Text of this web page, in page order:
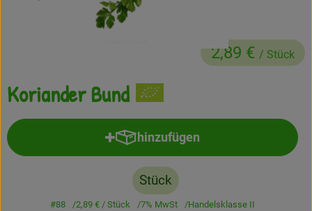
Gratis Ökokiste im Wert von 25 Euro
Veranstaltungen
Koriander Bund
2,89 € / Stück
hinzufügen
Produkt zum Warenkorb
Stück
#88 2,89 € / Stück 7% MwSt Handelsklasse II